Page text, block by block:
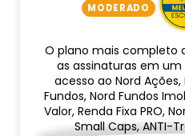
MODERADO
O plano mais completo
as assinaturas em
acesso ao Nord Ações,
Fundos, Nord Fundos
Valor, Renda Fixa PRO,
Small Caps, ANTI-